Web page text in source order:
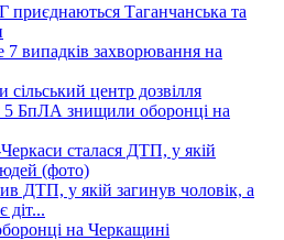
приєднаються Таганчанська та
випадків захворювання на
сільський центр дозвілля
5 БпЛА знищили оборонці на
сталася ДТП, у якій
(фото)
ДТП, у якій загинув чоловік, а
діт...
на Черкащині